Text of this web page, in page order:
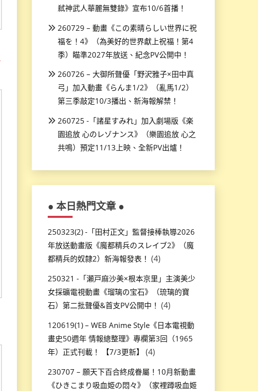
弒神武人華麗無雙錄》宣布10/6首播！
260729 – 動畫《この素晴らしい世界に祝
福を！4》（為美好的世界獻上祝福！第4
季）瞄準2027年放送、紀念PV公開中！
260726 – 大御所聲優「野沢雅子×田中真
弓」加入動畫《らんま1/2》（亂馬1/2）
第三季敲定10/3播出、新海報解禁！
260725 -「諸星すみれ」加入劇場版《楽
園追放 心のレゾナンス》（樂園追放 心之
共鳴）預定11/13上映、全新PV出爐！
● 本日熱門文章 ●
250323(2) -「田村正文」監督接棒執導2026
年放送動畫版《魔都精兵のスレイブ2》（魔
都精兵的奴隸2）新海報發表！ (4)
250321 -「瀬戸麻沙美×根本京里」主演美少
女採礦電視動畫《瑠璃の宝石》（琉璃的寶
石）第二批聲優&首支PV公開中！ (4)
120619(1) – WEB Anime Style《日本電視動
畫史50週年 情報總整理》專欄第3回（1965
年）正式刊載！ 【7/3更新】
(4)
230707 – 願天下百合終成眷屬！10月新動畫
《ひきこまり吸血姫の悶々》（家裡蹲吸血姬